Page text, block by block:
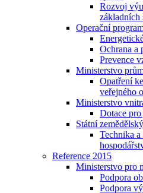
Rozvoj
základních
Operační
Ochrana a
Prevence
Ministerstvo
Opatření
veřejného
Ministerstvo
Dotace
Státní
Technika
Reference 2015
Ministerstvo pro
Podpora
Podpora